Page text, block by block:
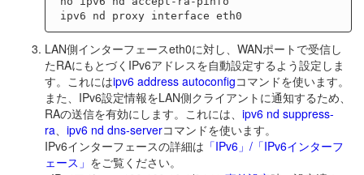
LAN側インターフェースeth0に対し、WANポートで受信し
たRAにもとづくIPv6アドレスを自動設定するよう設定しま
す。これにはipv6 address autoconfigコマンドを使います。
また、IPv6設定情報をLAN側クライアントに通知するため、
RAの送信を有効にします。これには、 ipv6 nd suppress-
ra
ipv6 nd dns-serverコマンドを使います。
IPv6インターフェースの詳細は 「IPv6」/「IPv6インターフ
ェース」 をご覧ください。